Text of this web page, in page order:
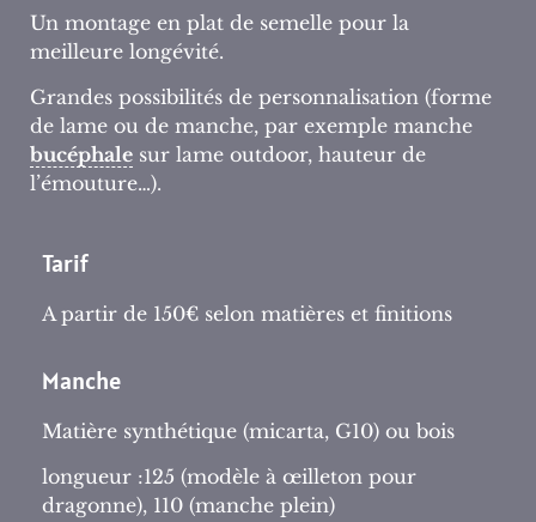
Un montage en plat de semelle pour la
meilleure longévité.
Grandes possibilités de personnalisation (forme
de lame ou de manche, par exemple manche
bucéphale sur lame outdoor, hauteur de
l’émouture…).
Tarif
A partir de 150€ selon matières et finitions
Manche
Matière synthétique (micarta, G10) ou bois
longueur :125 (modèle à œilleton pour
dragonne), 110 (manche plein)